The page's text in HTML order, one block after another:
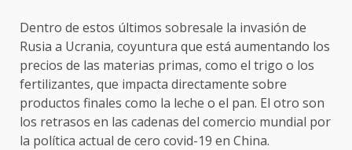
Dentro de estos últimos sobresale la invasión de
Rusia a Ucrania, coyuntura que está aumentando los
precios de las materias primas, como el trigo o los
fertilizantes, que impacta directamente sobre
productos finales como la leche o el pan. El otro son
los retrasos en las cadenas del comercio mundial por
la política actual de cero covid-19 en China.